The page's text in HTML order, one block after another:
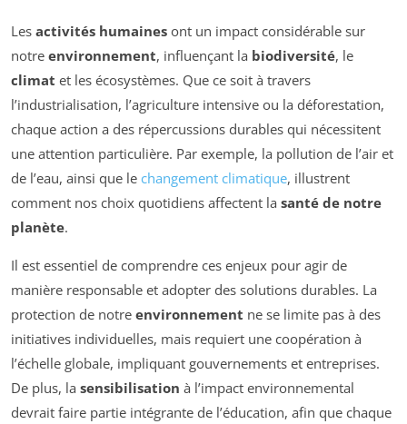
Les activités humaines ont un impact considérable sur
notre environnement, influençant la biodiversité, le
climat et les écosystèmes. Que ce soit à travers
l’industrialisation, l’agriculture intensive ou la déforestation,
chaque action a des répercussions durables qui nécessitent
une attention particulière. Par exemple, la pollution de l’air et
de l’eau, ainsi que le changement climatique, illustrent
comment nos choix quotidiens affectent la santé de notre
planète.
Il est essentiel de comprendre ces enjeux pour agir de
manière responsable et adopter des solutions durables. La
protection de notre environnement ne se limite pas à des
initiatives individuelles, mais requiert une coopération à
l’échelle globale, impliquant gouvernements et entreprises.
De plus, la sensibilisation à l’impact environnemental
devrait faire partie intégrante de l’éducation, afin que chaque